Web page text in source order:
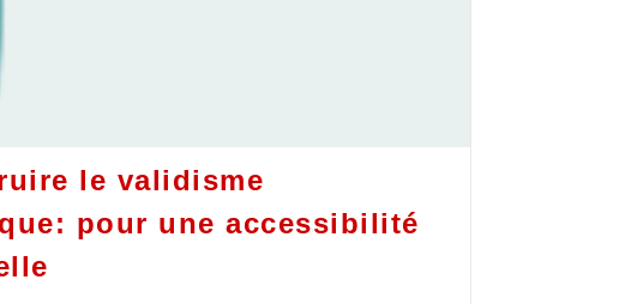
le validisme
pour une accessibilité